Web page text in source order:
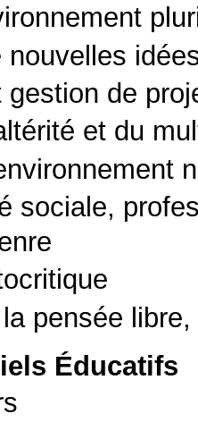
nouvelles
gestion de
et du
sociale,
pensée
Éducatifs